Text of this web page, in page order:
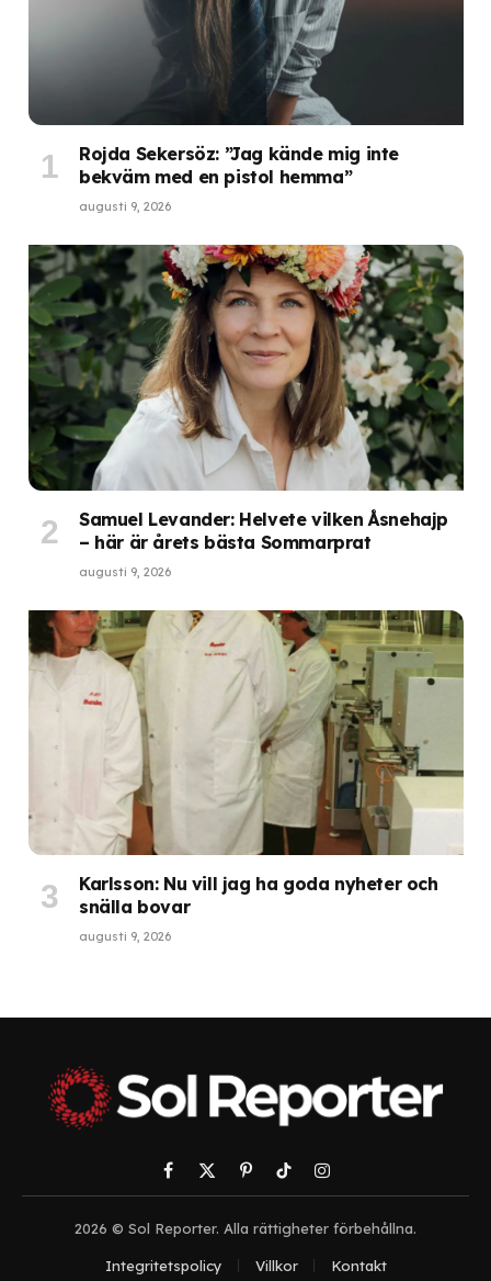
Rojda Sekersöz: ”Jag kände mig inte
bekväm med en pistol hemma”
augusti 9, 2026
Samuel Levander: Helvete vilken Åsnehajp
– här är årets bästa Sommarprat
augusti 9, 2026
Karlsson: Nu vill jag ha goda nyheter och
snälla bovar
augusti 9, 2026
Facebook
X
(Twitter)
PinterestTikTokInstagram
2026 © Sol Reporter. Alla rättigheter förbehållna.
Integritetspolicy Villkor Kontakt